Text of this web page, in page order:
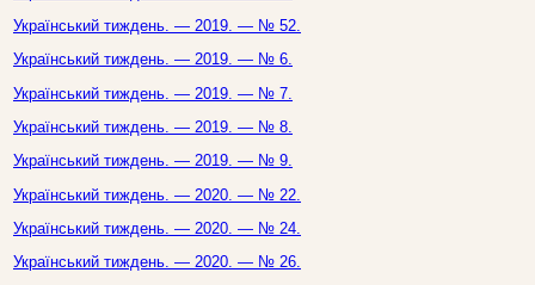
Український тиждень. — 2019. — № 52.
Український тиждень. — 2019. — № 6.
Український тиждень. — 2019. — № 7.
Український тиждень. — 2019. — № 8.
Український тиждень. — 2019. — № 9.
Український тиждень. — 2020. — № 22.
Український тиждень. — 2020. — № 24.
Український тиждень. — 2020. — № 26.